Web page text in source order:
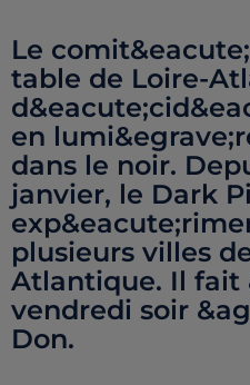
Le
table de Loire-
en
dans le noir.
janvier, le Dark
plusieurs villes
Atlantique. Il fait
vendredi soir
Don.